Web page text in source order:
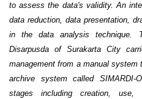
to assess the data's validity. An
data reduction, data presentation,
in the data analysis technique.
Disarpusda of Surakarta City
management from a manual system
archive system called SIMARDI-
stages including creation,